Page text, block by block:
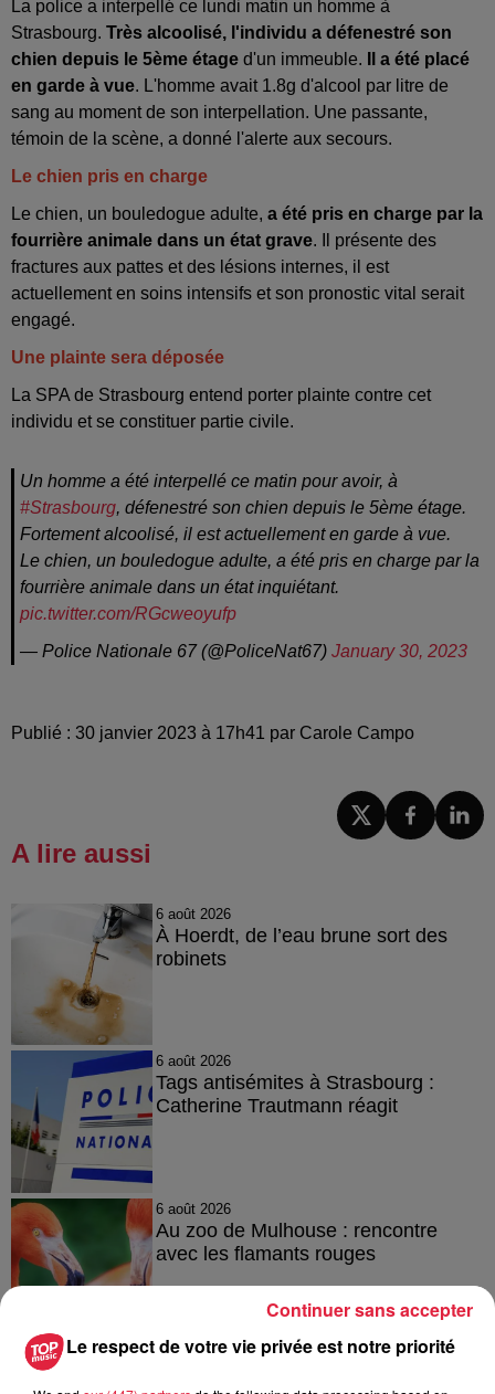
La police a interpellé ce lundi matin un homme à
Strasbourg. Très alcoolisé, l'individu a défenestré son
chien depuis le 5ème étage d'un immeuble. Il a été placé
en garde à vue. L'homme avait 1.8g d'alcool par litre de
sang au moment de son interpellation. Une passante,
témoin de la scène, a donné l'alerte aux secours.
Le chien pris en charge
Le chien, un bouledogue adulte, a été pris en charge par la
fourrière animale dans un état grave. Il présente des
fractures aux pattes et des lésions internes, il est
actuellement en soins intensifs et son pronostic vital serait
engagé.
Une plainte sera déposée
La SPA de Strasbourg entend porter plainte contre cet
individu et se constituer partie civile.
Un homme a été interpellé ce matin pour avoir, à
#Strasbourg, défenestré son chien depuis le 5ème étage.
Fortement alcoolisé, il est actuellement en garde à vue.
Le chien, un bouledogue adulte, a été pris en charge par la
fourrière animale dans un état inquiétant.
pic.twitter.com/RGcweoyufp
— Police Nationale 67 (@PoliceNat67) January 30, 2023
Publié : 30 janvier 2023 à 17h41 par Carole Campo
A lire aussi
6 août 2026
À Hoerdt, de l’eau brune sort des
robinets
6 août 2026
Tags antisémites à Strasbourg :
Catherine Trautmann réagit
6 août 2026
Au zoo de Mulhouse : rencontre
avec les flamants rouges
Le respect de votre vie privée est notre priorité
Continuer sans accepter